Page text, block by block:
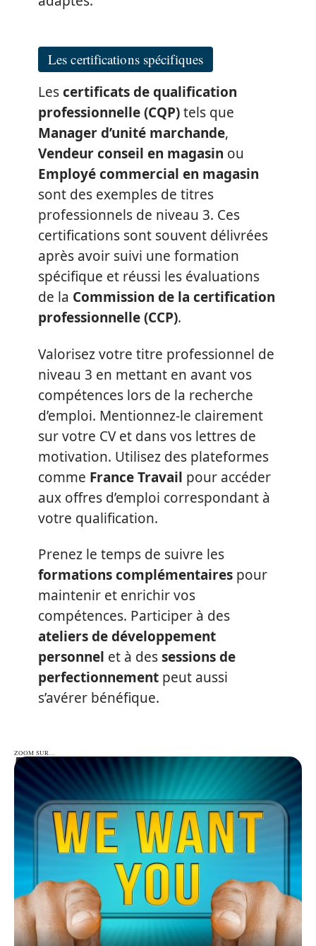
Les certifications spécifiques
Lescertificats de qualification
professionnelle (CQP)tels que
Manager d’unité marchande,
Vendeur conseil en magasin ou
Employé commercial en magasin
sont des exemples de titres
professionnels de niveau 3. Ces
certifications sont souvent délivrées
après avoir suivi une formation
spécifique et réussi les évaluations
de la Commission de la certification
professionnelle (CCP).
Valorisez votre titre professionnel de
niveau 3 en mettant en avant vos
compétences lors de la recherche
d’emploi. Mentionnez-le clairement
sur votre CV et dans vos lettres de
motivation. Utilisez des plateformes
comme France Travail pour accéder
aux offres d’emploi correspondant à
votre qualification.
Prenez le temps de suivre les
formations complémentaires pour
maintenir et enrichir vos
compétences. Participer à des
ateliers de développement
personnel et à dessessions de
perfectionnement peut aussi
s’avérer bénéfique.
ZOOM SUR…
ZOOM SUR…